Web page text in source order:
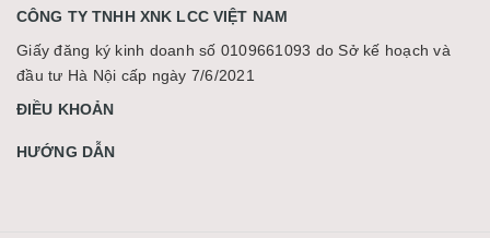
CÔNG TY TNHH XNK LCC VIỆT NAM
Giấy đăng ký kinh doanh số 0109661093 do Sở kế hoạch và
đầu tư Hà Nội cấp ngày 7/6/2021
ĐIỀU KHOẢN
HƯỚNG DẪN